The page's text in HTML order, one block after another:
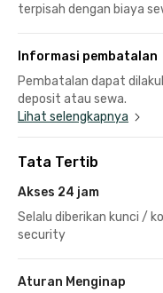
terpisah dengan biaya
Informasi pembatalan
Pembatalan dapat
deposit atau sewa.
Lihat selengkapnya
Tata Tertib
Akses 24 jam
Selalu diberikan kunci /
security
Aturan Menginap